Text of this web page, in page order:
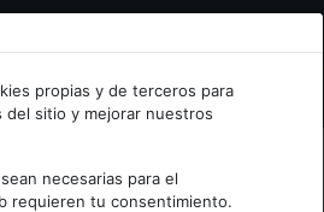
propias y de terceros para
del sitio y mejorar nuestros
necesarias para el
requieren tu consentimiento.